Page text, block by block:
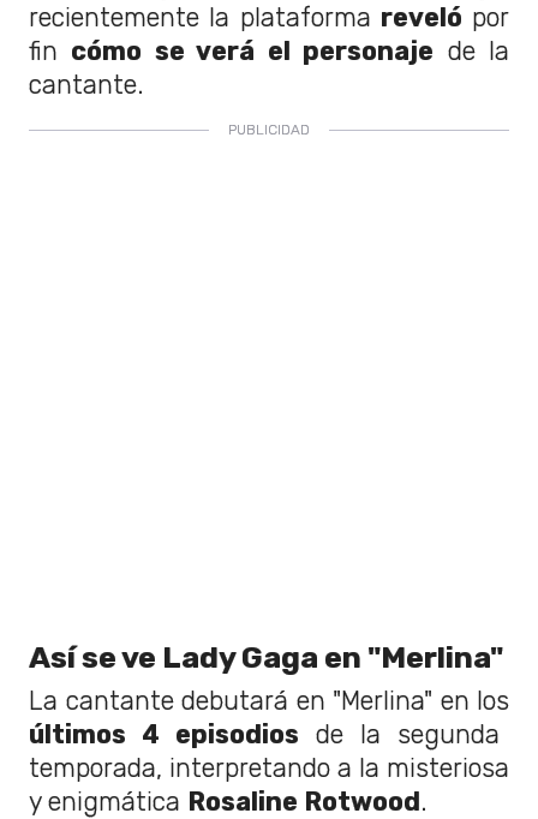
recientemente la plataforma reveló por
fin cómo se verá el personaje de la
cantante.
Así se ve Lady Gaga en "Merlina"
La cantante debutará en "Merlina" en los
últimos 4 episodios de la segunda
temporada, interpretando a la misteriosa
y enigmática Rosaline Rotwood.